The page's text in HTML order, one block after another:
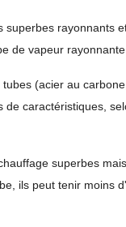
rayonnants
de vapeur
(acier au
caractéristiques,
superbes
ils peut tenir moins